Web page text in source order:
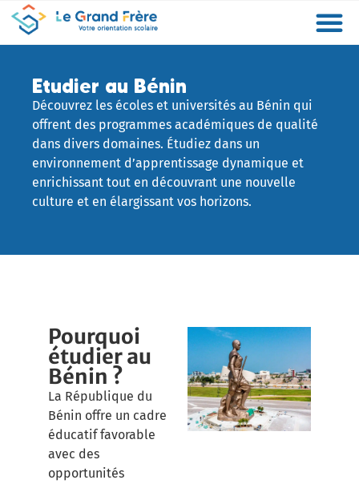
Etudier au Bénin
Découvrez les écoles et universités au Bénin qui
offrent des programmes académiques de qualité
dans divers domaines. Étudiez dans un
environnement d’apprentissage dynamique et
enrichissant tout en découvrant une nouvelle
culture et en élargissant vos horizons.
Pourquoi
étudier au
Bénin ?
La République du
Bénin offre un cadre
éducatif favorable
avec des
opportunités